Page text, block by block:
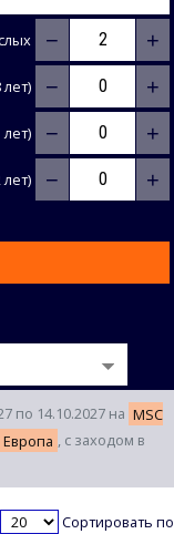
− +
− +
− +
− +
по 14.10.2027 на MSC
, с заходом в
Сортировать по